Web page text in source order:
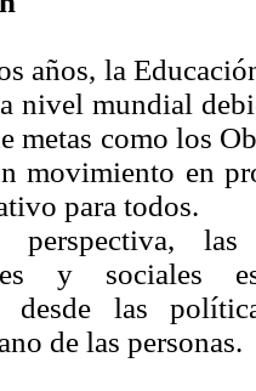
años, la
nivel mundial
metas como los
movimiento en
para todos.
perspectiva, las
y sociales
desde las
de las personas.